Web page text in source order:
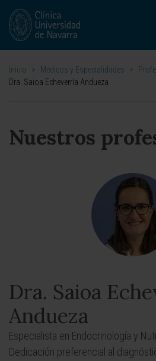
Inicio > Médicos y Especialidades >
Dra. Saioa Echeverría Andueza
Nuestros
Dra. Saioa
Andueza
Especialista en Endocrinología y
Dedicación preferencial al